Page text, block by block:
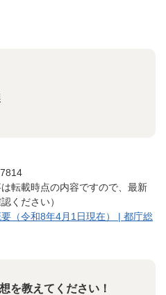
転載時点の内容ですので、最新
ください）
（令和8年4月1日現在） | 都庁総
を教えてください！